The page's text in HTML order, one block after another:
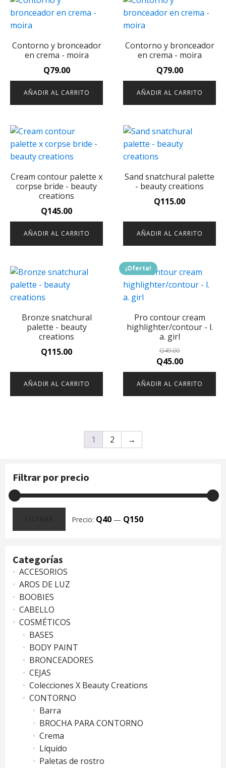
Filtrar por precio
Precio
Precio
Precio: Q40 — Q150
Categorías
ACCESORIOS
AROS DE LUZ
BOOBIES
CABELLO
COSMÉTICOS
BASES
BODY PAINT
BRONCEADORES
CEJAS
Colecciones X Beauty Creations
CONTORNO
Barra
BROCHA PARA CONTORNO
Crema
Líquido
Paletas de rostro
Contorno y bronceador
en crema - moira
Q79.00
AÑADIR AL CARRITO
Contorno y bronceador
en crema - moira
Q79.00
AÑADIR AL CARRITO
Cream contour palette x
corpse bride - beauty
creations
Q145.00
AÑADIR AL CARRITO
Sand snatchural palette
- beauty creations
Q115.00
AÑADIR AL CARRITO
Bronze snatchural
palette - beauty
creations
Q115.00
AÑADIR AL CARRITO
¡Oferta!
Pro contour cream
highlighter/contour - l.
a. girl
Q49.00
Original
price
was:
Q49.00.
Q45.00Current
price
is:
Q45.00.
AÑADIR AL CARRITO
1 2 →